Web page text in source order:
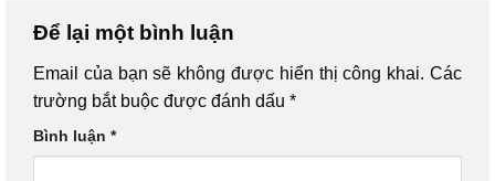
Để lại một bình luận
Email của bạn sẽ không được hiển thị công khai. Các
trường bắt buộc được đánh dấu *
Bình luận *